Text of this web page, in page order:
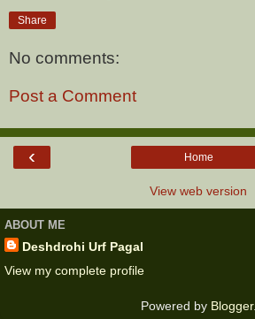
Share
No comments:
Post a Comment
‹ Home
View web version
ABOUT ME
Deshdrohi Urf Pagal
View my complete profile
Powered by Blogger.